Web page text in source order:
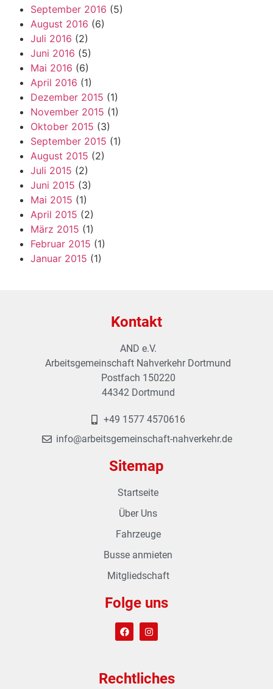
September 2016 (5)
August 2016 (6)
Juli 2016 (2)
Juni 2016 (5)
Mai 2016 (6)
April 2016 (1)
Dezember 2015 (1)
November 2015 (1)
Oktober 2015 (3)
September 2015 (1)
August 2015 (2)
Juli 2015 (2)
Juni 2015 (3)
Mai 2015 (1)
April 2015 (2)
März 2015 (1)
Februar 2015 (1)
Januar 2015 (1)
Kontakt
AND e.V.
Arbeitsgemeinschaft Nahverkehr Dortmund
Postfach 150220
44342 Dortmund
+49 1577 4570616
info@arbeitsgemeinschaft-nahverkehr.de
Sitemap
Startseite
Über Uns
Fahrzeuge
Busse anmieten
Mitgliedschaft
Folge uns
Rechtliches